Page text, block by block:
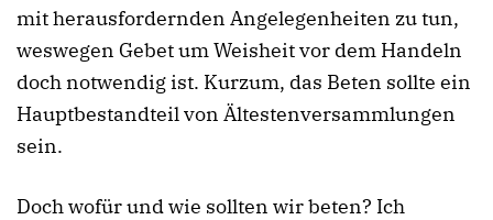
mit herausfordernden Angelegenheiten zu tun,
weswegen Gebet um Weisheit vor dem Handeln
doch notwendig ist. Kurzum, das Beten sollte ein
Hauptbestandteil von Ältestenversammlungen
sein.
Doch wofür und wie sollten wir beten? Ich